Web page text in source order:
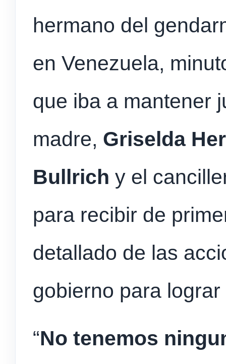
hermano del
en Venezuela,
que iba a mantener
madre, Griselda
Bullrich y el
para recibir de
detallado de las
gobierno para
“No tenemos